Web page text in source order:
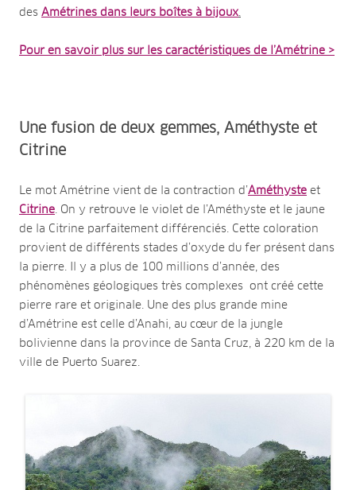
des Amétrines dans leurs boîtes à bijoux
Pour en savoir plus sur les caractéristiques de l’Amétrine >
Une fusion de deux gemmes, Améthyste et
Citrine
Le mot Amétrine vient de la contraction d’Améthyste et
Citrine . On y retrouve le violet de l’Améthyste et le jaune
de la Citrine parfaitement différenciés. Cette coloration
provient de différents stades d’oxyde du fer présent dans
la pierre. Il y a plus de 100 millions d’année, des
phénomènes géologiques très complexes ont créé cette
pierre rare et originale. Une des plus grande mine
d’Amétrine est celle d’Anahi, au cœur de la jungle
bolivienne dans la province de Santa Cruz, à 220 km de la
ville de Puerto Suarez.